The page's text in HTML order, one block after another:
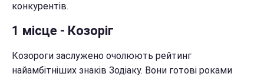
конкурентів.
1 місце - Козоріг
Козороги заслужено очолюють рейтинг
найамбітніших знаків Зодіаку. Вони готові роками